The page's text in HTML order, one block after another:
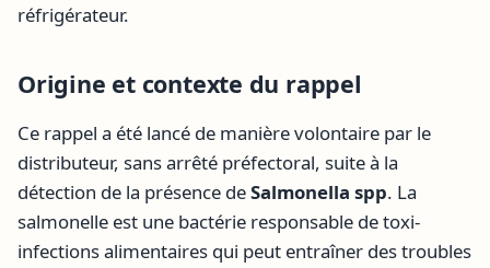
réfrigérateur.
Origine et contexte du rappel
Ce rappel a été lancé de manière volontaire par le
distributeur, sans arrêté préfectoral, suite à la
détection de la présence deSalmonella spp. La
salmonelle est une bactérie responsable de toxi-
infections alimentaires qui peut entraîner des troubles